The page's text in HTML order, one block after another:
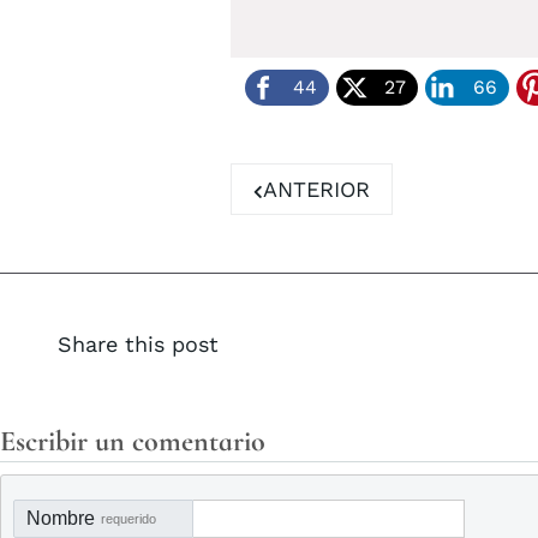
44 27 66
ARTÍCULO ANTERIOR: DIA
ANTERIOR
Share this post
Escribir un comentario
Nombre requerido